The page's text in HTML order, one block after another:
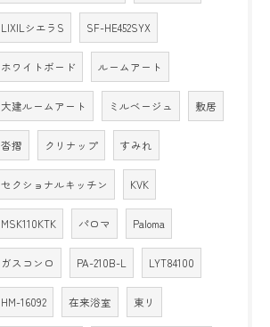
LIXILシエラS SF-HE452SYX
ホワイトボード ルームアート
大建ルームアート ミルベージュ 敷居
沓摺 クリナップ すみれ
セクショナルキッチン KVK
MSK110KTK パロマ Paloma
ガスコンロ PA-210B-L LYT84100
HM-16092 在来浴室 東リ